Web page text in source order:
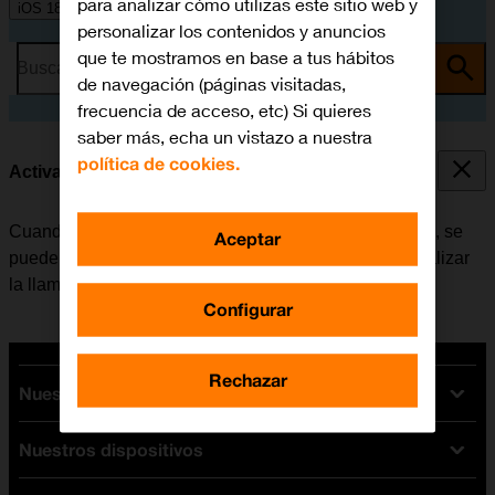
iOS 18
Busca por problema o tema
Activar o desactivar la llamada en espera
Cuando la función de llamada en espera está activada, se
puede responder una nueva llamada sin tener que finalizar
la llamada en curso.
Nuestras tarifas
Tarifas Orange
Tarifas fibra y móvil
Nuestros dispositivos
personalizar los contenidos y anuncios
que te mostramos en base a tus hábitos
de navegación (páginas visitadas,
frecuencia de acceso, etc) Si quieres
saber más, echa un vistazo a nuestra
política de cookies.
Configurar
Rechazar
Aceptar